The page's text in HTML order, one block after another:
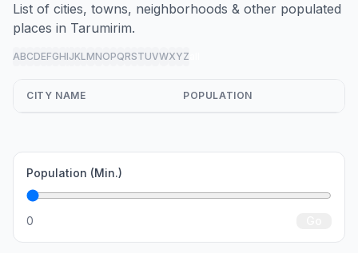
List of cities, towns, neighborhoods & other populated
places in Tarumirim.
ABCDEFGHIJKLMNOPQRSTUVWXYZ
CITY NAME POPULATION
Population (Min.)
0